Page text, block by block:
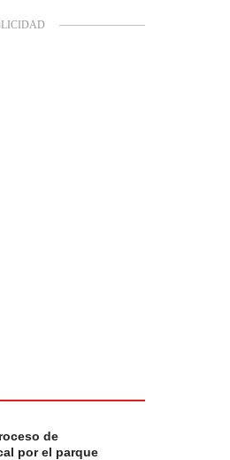
de
por el parque